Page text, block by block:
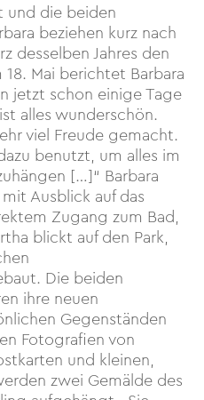
und die beiden
beziehen kurz nach
desselben Jahres den
Mai berichtet Barbara
jetzt schon einige Tage
alles wunderschön.
viel Freude gemacht.
benutzt, um alles im
[…]“ Barbara
Ausblick auf das
Zugang zum Bad,
blickt auf den Park,
Die beiden
ihre neuen
Gegenständen
Fotografien von
und kleinen,
zwei Gemälde des